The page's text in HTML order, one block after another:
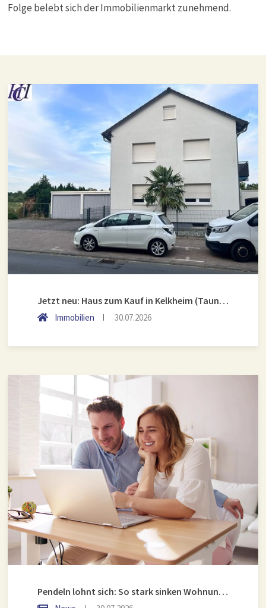
Folge belebt sich der Immobilienmarkt zunehmend.
Jetzt neu: Haus zum Kauf in Kelkheim (Taunus)
Immobilien 30.07.2026
Pendeln lohnt sich: So stark sinken Wohnungspreise im Umland